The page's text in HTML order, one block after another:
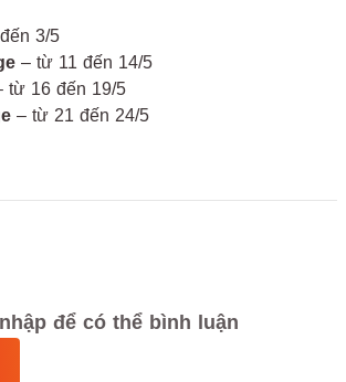
3/5
– từ 11 đến 14/5
từ 16 đến 19/5
– từ 21 đến 24/5
để có thể bình luận